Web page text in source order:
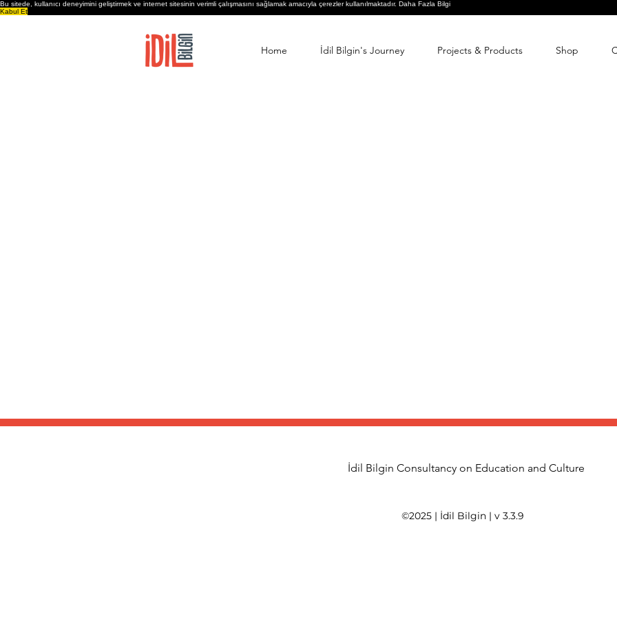
Bu sitede, kullanıcı deneyimini geliştirmek ve internet sitesinin verimli çalışmasını sağlamak amacıyla çerezler kullanılmaktadır. Daha Fazla Bilgi
Kabul Et
Home İdil Bilgin's Journey Projects & Products Shop
İdil Bilgin Consultancy on Education and Culture
©2025 | İdil Bilgin | v 3.3.9